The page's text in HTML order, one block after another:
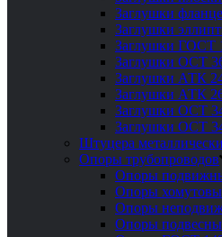
Заглушки
Заглушки
Заглушки ГОСТ
Заглушки ОСТ
Заглушки АТК
Заглушки АТК
Заглушки ОСТ
Заглушки ОСТ
Штуцера
Опоры трубопроводов
Опоры
Опоры
Опоры
Опоры